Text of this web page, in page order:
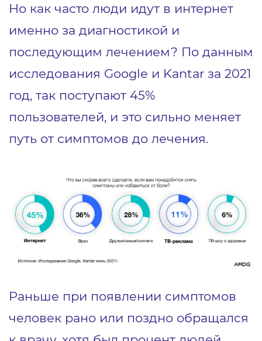
Но как часто люди идут в интернет
именно за диагностикой и
последующим лечением? По данным
исследования Google и Kantar за 2021
год, так поступают 45%
пользователей, и это сильно меняет
путь от симптомов до лечения.
Раньше при появлении симптомов
человек рано или поздно обращался